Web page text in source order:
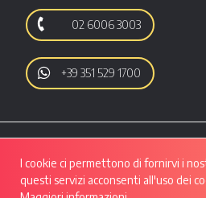
02 6006 3003
+39 351 529 1700
I cookie ci permettono di fornirvi i
questi servizi acconsenti all'uso dei